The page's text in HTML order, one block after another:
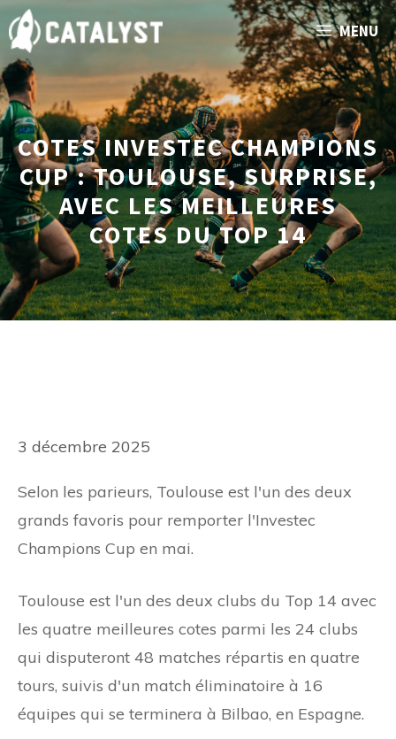
Aller
au
contenu
MENU
COTES INVESTEC CHAMPIONS
CUP : TOULOUSE, SURPRISE,
AVEC LES MEILLEURES
COTES DU TOP 14
3 décembre 2025
Selon les parieurs, Toulouse est l'un des deux
grands favoris pour remporter l'Investec
Champions Cup en mai.
Toulouse est l'un des deux clubs du Top 14 avec
les quatre meilleures cotes parmi les 24 clubs
qui disputeront 48 matches répartis en quatre
tours, suivis d'un match éliminatoire à 16
équipes qui se terminera à Bilbao, en Espagne.